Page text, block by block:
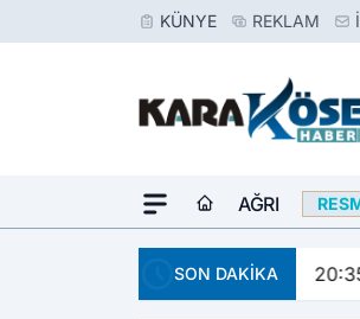
KÜNYE REKLAM
AĞRI
SON DAKİKA